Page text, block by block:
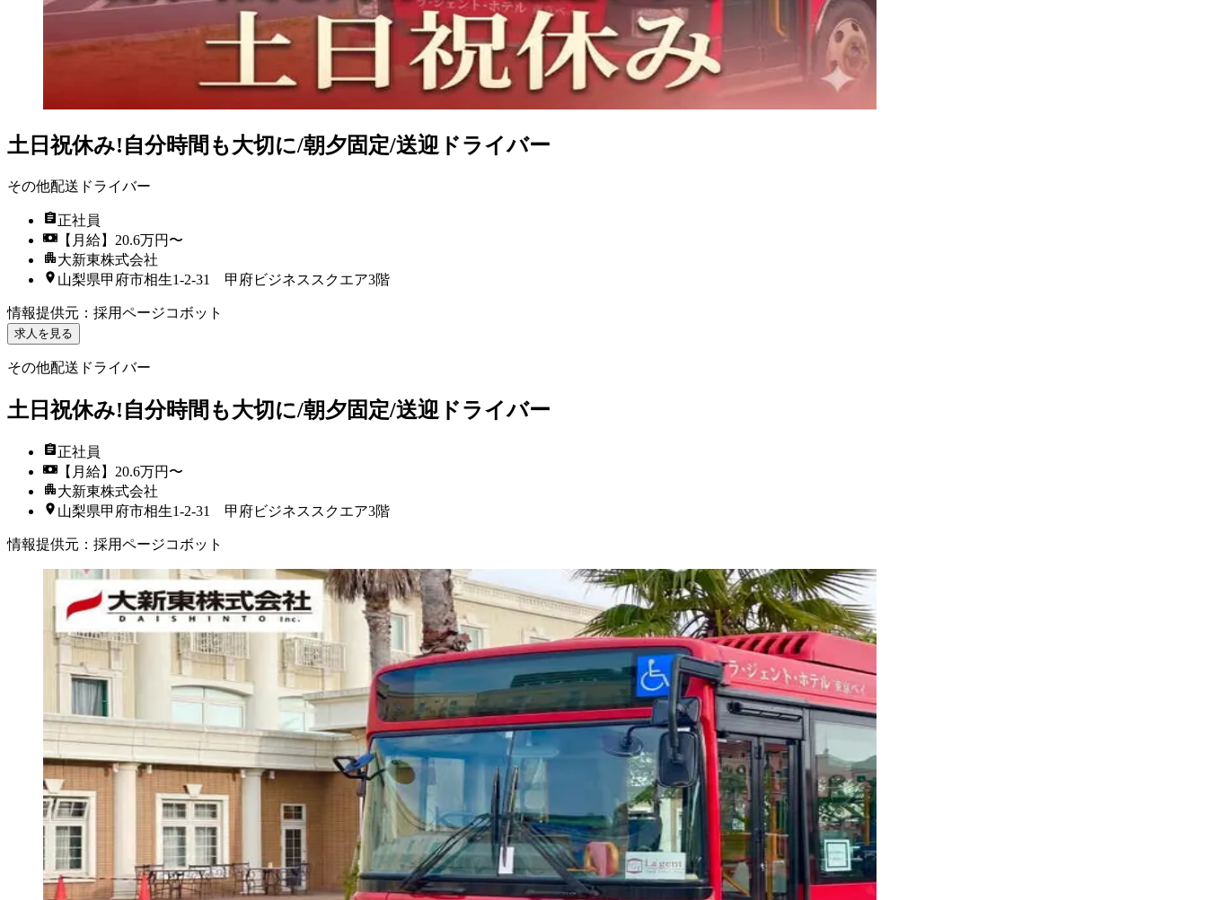
土日祝休み!自分時間も大切に/朝夕固定/送迎ドライバー
その他配送ドライバー
正社員
【月給】20.6万円〜
大新東株式会社
山梨県甲府市相生1-2-31 甲府ビジネススクエア3階
情報提供元 ： 採用ページコボット
求人を見る
その他配送ドライバー
土日祝休み!自分時間も大切に/朝夕固定/送迎ドライバー
正社員
【月給】20.6万円〜
大新東株式会社
山梨県甲府市相生1-2-31 甲府ビジネススクエア3階
情報提供元 ： 採用ページコボット